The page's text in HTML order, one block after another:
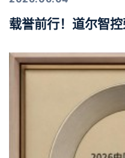
载誉前行！道尔智